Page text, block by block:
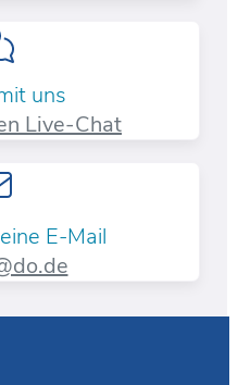
uns
Live-Chat
E-Mail